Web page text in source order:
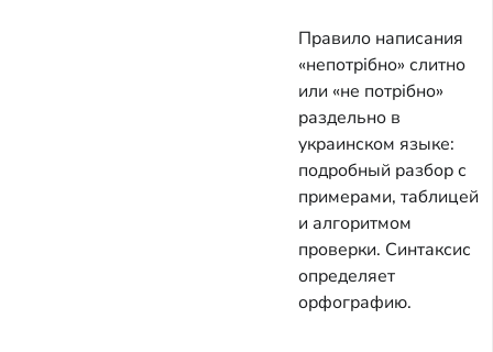
Правило написания
«непотрібно» слитно
или «не потрібно»
раздельно в
украинском языке:
подробный разбор с
примерами, таблицей
и алгоритмом
проверки. Синтаксис
определяет
орфографию.